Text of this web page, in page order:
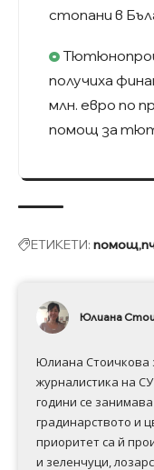
стопани в
получиха
млн. евро по
помощ за
ЕТИКЕТИ: помощ
Юлиана
Юлиана Стоичкова
журналистика на
години се
градинарството и
приоритет са й
и зеленчуци,